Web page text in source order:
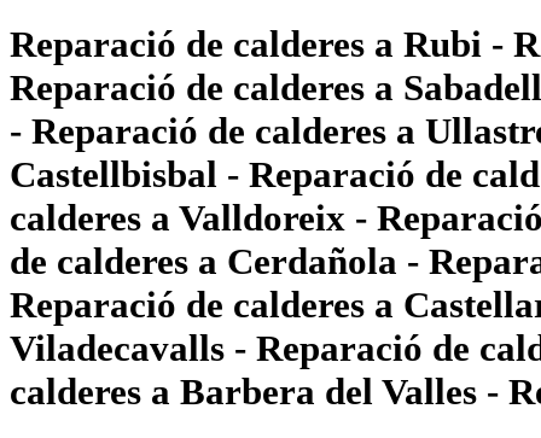
Reparació de calderes a Rubi -
Reparació de calderes a
- Reparació de calderes a
Castellbisbal - Reparació de
calderes a Valldoreix -
de calderes a Cerdañola -
Reparació de calderes a
Viladecavalls - Reparació de
calderes a Barbera del Valles -